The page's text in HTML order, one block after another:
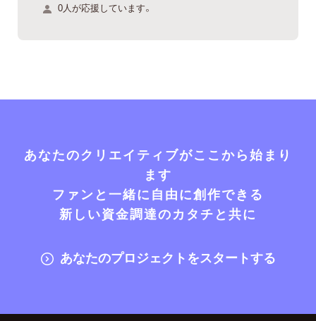
0人が応援しています。
あなたのクリエイティブがここから始まり
ます
ファンと一緒に自由に創作できる
新しい資金調達のカタチと共に
あなたのプロジェクトをスタートする